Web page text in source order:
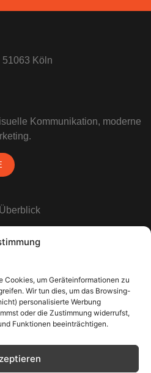
Cookies, um Geräteinformationen zu
Wir tun dies, um das Browsing-
personalisierte Werbung
oder die Zustimmung widerrufst,
Funktionen beeinträchtigen.
51063 Köln
Kommunikation, moderne
Das ist zu tun
beheben wir für dich